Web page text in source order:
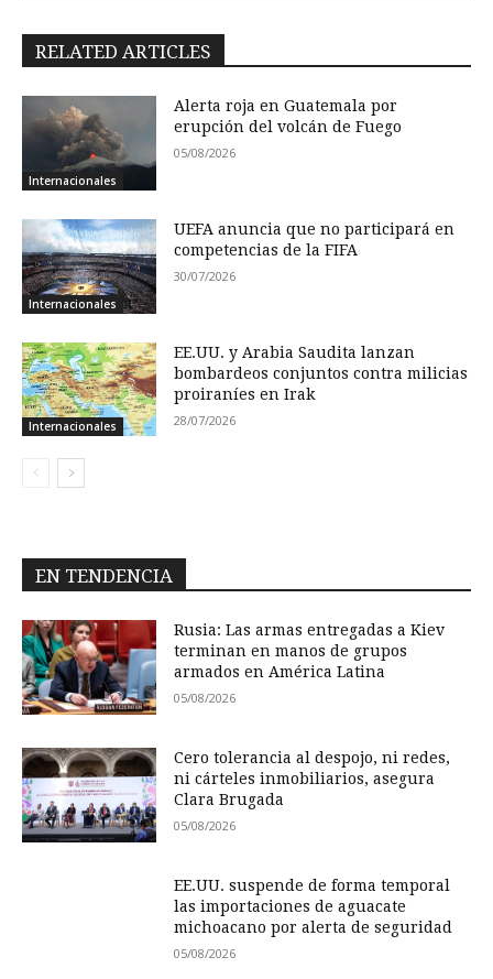
RELATED ARTICLES
Internacionales
Alerta roja en Guatemala por
erupción del volcán de Fuego
05/08/2026
Internacionales
UEFA anuncia que no participará en
competencias de la FIFA
30/07/2026
Internacionales
EE.UU. y Arabia Saudita lanzan
bombardeos conjuntos contra milicias
proiraníes en Irak
28/07/2026
EN TENDENCIA
Rusia: Las armas entregadas a Kiev
terminan en manos de grupos
armados en América Latina
05/08/2026
Cero tolerancia al despojo, ni redes,
ni cárteles inmobiliarios, asegura
Clara Brugada
05/08/2026
EE.UU. suspende de forma temporal
las importaciones de aguacate
michoacano por alerta de seguridad
05/08/2026